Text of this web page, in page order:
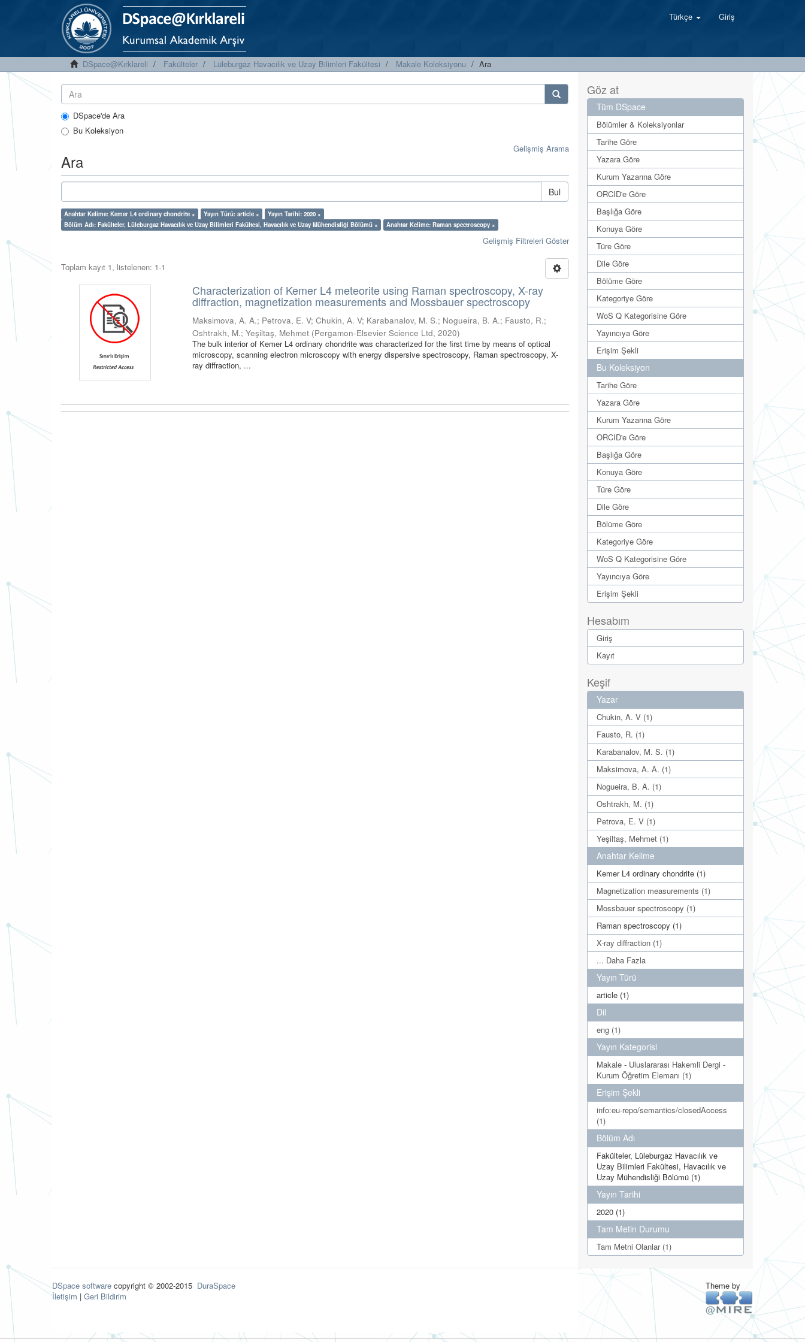
Türkçe Giriş
DSpace@Kırklareli Fakülteler Lüleburgaz Havacılık ve Uzay Bilimleri Fakültesi Makale Koleksiyonu Ara
DSpace'de Ara
Bu Koleksiyon
Gelişmiş Arama
Ara
Bul
Anahtar Kelime: Kemer L4 ordinary chondrite × Yayın Türü: article ×
Yayın Tarihi: 2020 ×
Bölüm Adı: Fakülteler, Lüleburgaz Havacılık ve Uzay Bilimleri Fakültesi, Havacılık ve Uzay Mühendisliği Bölümü ×
Anahtar Kelime: Raman spectroscopy ×
Gelişmiş Filtreleri Göster
Toplam kayıt 1, listelenen: 1-1
Characterization of Kemer L4 meteorite using Raman spectroscopy, X-ray
diffraction, magnetization measurements and Mossbauer spectroscopy
Maksimova, A. A.; Petrova, E. V;Chukin, A. V; Karabanalov, M. S.; Nogueira, B. A.; Fausto, R.;
Oshtrakh, M.;Yeşiltaş, Mehmet (Pergamon-Elsevier Science Ltd,2020)
The bulk interior of Kemer L4 ordinary chondrite was characterized for the first time by means of optical
microscopy, scanning electron microscopy with energy dispersive spectroscopy, Raman spectroscopy, X-
ray diffraction, ...
Göz at
Tüm DSpace
Bölümler & Koleksiyonlar
Tarihe Göre
Yazara Göre
Kurum Yazarına Göre
ORCID'e Göre
Başlığa Göre
Konuya Göre
Türe Göre
Dile Göre
Bölüme Göre
Kategoriye Göre
WoS Q Kategorisine Göre
Yayıncıya Göre
Erişim Şekli
Bu Koleksiyon
Tarihe Göre
Yazara Göre
Kurum Yazarına Göre
ORCID'e Göre
Başlığa Göre
Konuya Göre
Türe Göre
Dile Göre
Bölüme Göre
Kategoriye Göre
WoS Q Kategorisine Göre
Yayıncıya Göre
Erişim Şekli
Hesabım
Giriş
Kayıt
Keşif
Yazar
Chukin, A. V (1)
Fausto, R. (1)
Karabanalov, M. S. (1)
Maksimova, A. A. (1)
Nogueira, B. A. (1)
Oshtrakh, M. (1)
Petrova, E. V (1)
Yeşiltaş, Mehmet (1)
Anahtar Kelime
Kemer L4 ordinary chondrite (1)
Magnetization measurements (1)
Mossbauer spectroscopy (1)
Raman spectroscopy (1)
X-ray diffraction (1)
... Daha Fazla
Yayın Türü
article (1)
Dil
eng (1)
Yayın Kategorisi
Makale - Uluslararası Hakemli Dergi -
Kurum Öğretim Elemanı (1)
Erişim Şekli
info:eu-repo/semantics/closedAccess
(1)
Bölüm Adı
Fakülteler, Lüleburgaz Havacılık ve
Uzay Bilimleri Fakültesi, Havacılık ve
Uzay Mühendisliği Bölümü (1)
Yayın Tarihi
2020 (1)
Tam Metin Durumu
Tam Metni Olanlar (1)
DSpace software copyright © 2002-2015 DuraSpace
İletişim | Geri Bildirim
Theme by